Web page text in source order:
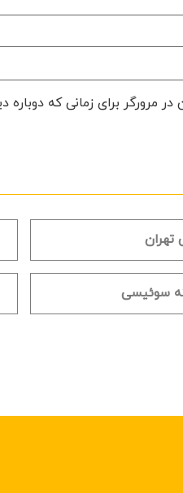
مرورگر برای زمانی که
تهران
سوئیسی